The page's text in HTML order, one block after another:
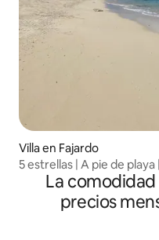
Villa en Fajardo
5 estrellas | A pie de
La
precios